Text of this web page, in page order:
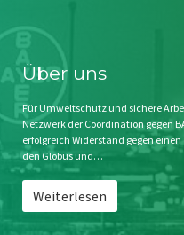
Kontakt
Impressum
Störfälle
Stichwort BAYER
Jahrestagung
SPENDEN
Über uns
Für Umweltschutz und sichere
Netzwerk der Coordination gegen
erfolgreich Widerstand gegen
den Globus und…
Weiterlesen